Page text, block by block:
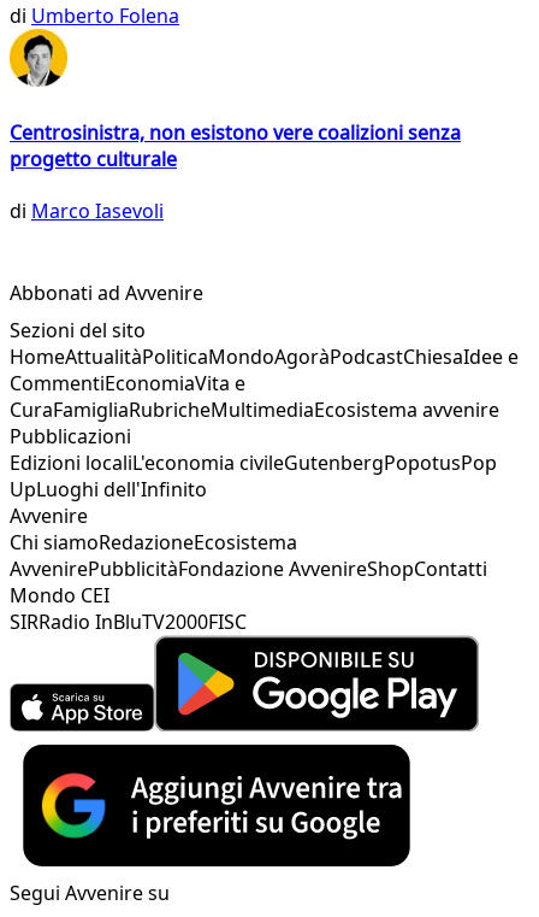
di Umberto Folena
Centrosinistra, non esistono vere coalizioni senza
progetto culturale
di Marco Iasevoli
Abbonati ad Avvenire
Sezioni del sito
HomeAttualitàPoliticaMondoAgoràPodcastChiesaIdee e
CommentiEconomiaVita e
CuraFamigliaRubricheMultimediaEcosistema avvenire
Pubblicazioni
Edizioni localiL'economia civileGutenbergPopotusPop
UpLuoghi dell'Infinito
Avvenire
Chi siamoRedazioneEcosistema
AvvenirePubblicitàFondazione AvvenireShopContatti
Mondo CEI
SIRRadio InBluTV2000FISC
Segui Avvenire su